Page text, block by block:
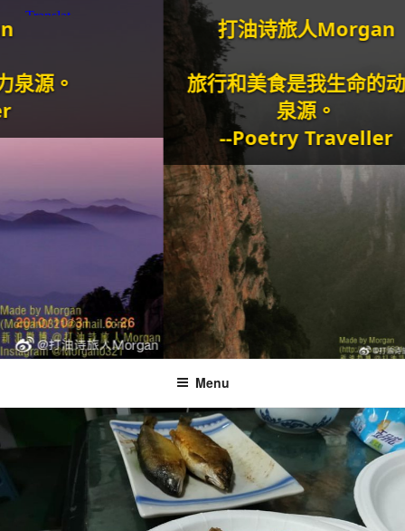
打油诗旅人Morgan
旅行和美食是我生命的动力
泉源。
--Poetry Traveller
Menu